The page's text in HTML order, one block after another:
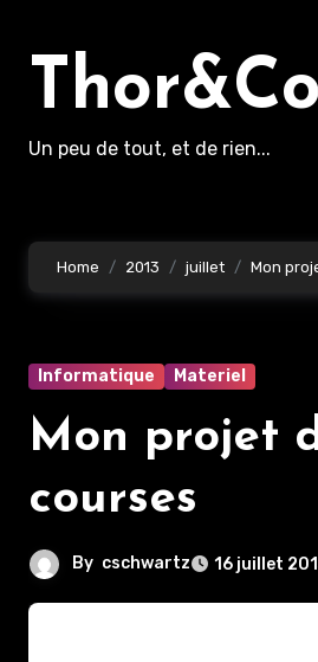
principalThor&Co
Un peu de tout, et de rien...
Home 2013 juillet Mon
Informatique Materiel
Mon projet
courses
By cschwartz 16 juillet